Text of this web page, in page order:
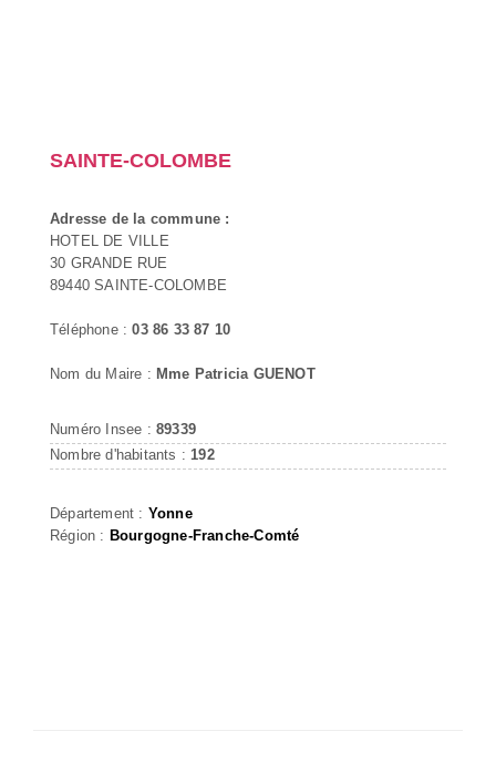
SAINTE-COLOMBE
Adresse de la commune :
HOTEL DE VILLE
30 GRANDE RUE
89440 SAINTE-COLOMBE
Téléphone :03 86 33 87 10
Nom du Maire : Mme Patricia GUENOT
Numéro Insee : 89339
Nombre d'habitants : 192
Département : Yonne
Région : Bourgogne-Franche-Comté